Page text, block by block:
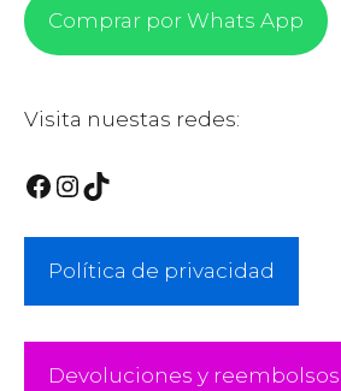
Comprar por Whats App
Visita nuestas redes:
Facebook
Instagram
TikTok
Política de privacidad
Devoluciones y reembolsos